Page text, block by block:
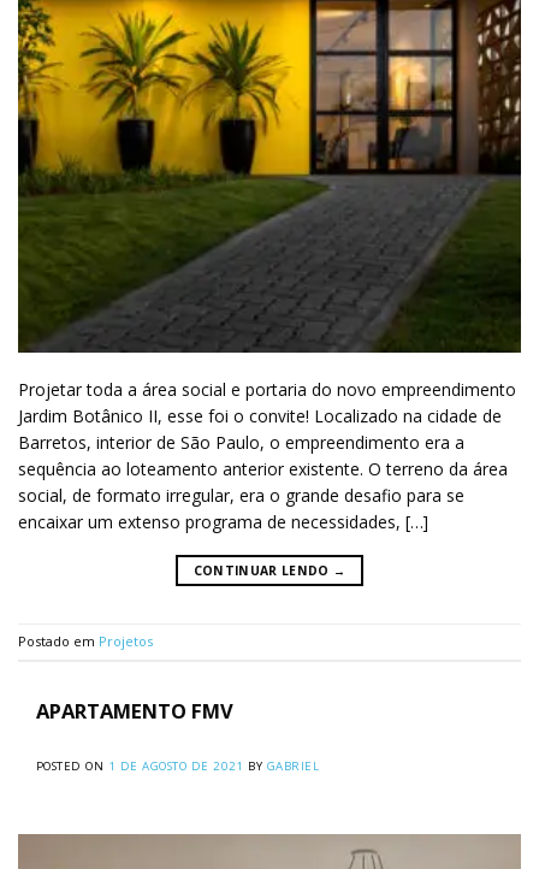
Projetar toda a área social e portaria do novo empreendimento
Jardim Botânico II, esse foi o convite! Localizado na cidade de
Barretos, interior de São Paulo, o empreendimento era a
sequência ao loteamento anterior existente. O terreno da área
social, de formato irregular, era o grande desafio para se
encaixar um extenso programa de necessidades, […]
CONTINUAR LENDO →
Postado em Projetos
APARTAMENTO FMV
POSTED ON 1 DE AGOSTO DE 2021 BY GABRIEL